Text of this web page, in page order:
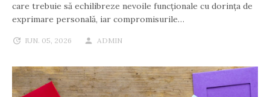
care trebuie să echilibreze nevoile funcționale cu dorința de
exprimare personală, iar compromisurile…
IUN. 05, 2026 ADMIN